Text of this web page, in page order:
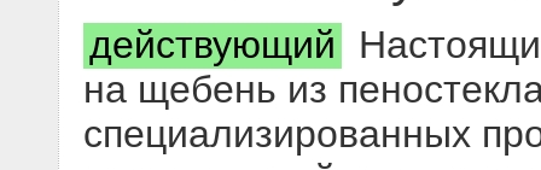
действующий
на щебень из
специализированных